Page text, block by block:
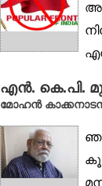
എൻ. കെ.പി.
മോഹൻ